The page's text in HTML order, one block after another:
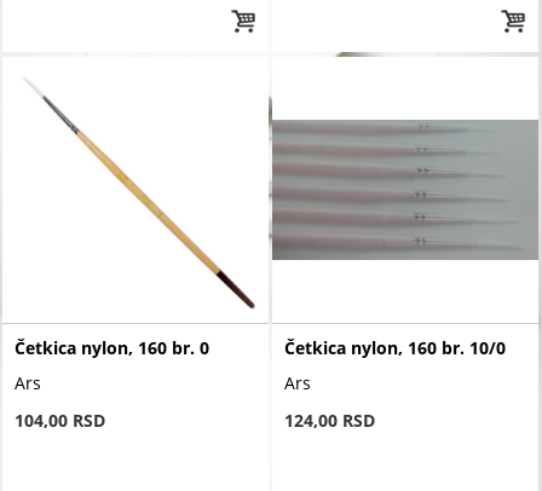
Četkica nylon, 160 br. 0
Ars
104,00 RSD
Četkica nylon, 160 br. 10/0
Ars
124,00 RSD